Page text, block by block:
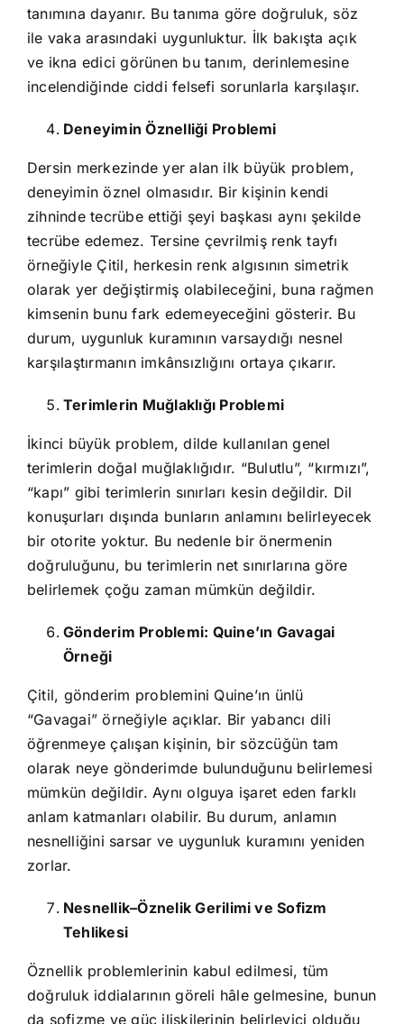
tanımına dayanır. Bu tanıma göre doğruluk, söz
ile vaka arasındaki uygunluktur. İlk bakışta açık
ve ikna edici görünen bu tanım, derinlemesine
incelendiğinde ciddi felsefi sorunlarla karşılaşır.
Deneyimin Öznelliği Problemi
Dersin merkezinde yer alan ilk büyük problem,
deneyimin öznel olmasıdır. Bir kişinin kendi
zihninde tecrübe ettiği şeyi başkası aynı şekilde
tecrübe edemez. Tersine çevrilmiş renk tayfı
örneğiyle Çitil, herkesin renk algısının simetrik
olarak yer değiştirmiş olabileceğini, buna rağmen
kimsenin bunu fark edemeyeceğini gösterir. Bu
durum, uygunluk kuramının varsaydığı nesnel
karşılaştırmanın imkânsızlığını ortaya çıkarır.
Terimlerin Muğlaklığı Problemi
İkinci büyük problem, dilde kullanılan genel
terimlerin doğal muğlaklığıdır. “Bulutlu”, “kırmızı”,
“kapı” gibi terimlerin sınırları kesin değildir. Dil
konuşurları dışında bunların anlamını belirleyecek
bir otorite yoktur. Bu nedenle bir önermenin
doğruluğunu, bu terimlerin net sınırlarına göre
belirlemek çoğu zaman mümkün değildir.
Gönderim Problemi: Quine’ın Gavagai
Örneği
Çitil, gönderim problemini Quine’ın ünlü
“Gavagai” örneğiyle açıklar. Bir yabancı dili
öğrenmeye çalışan kişinin, bir sözcüğün tam
olarak neye gönderimde bulunduğunu belirlemesi
mümkün değildir. Aynı olguya işaret eden farklı
anlam katmanları olabilir. Bu durum, anlamın
nesnelliğini sarsar ve uygunluk kuramını yeniden
zorlar.
Nesnellik–Öznelik Gerilimi ve Sofizm
Tehlikesi
Öznellik problemlerinin kabul edilmesi, tüm
doğruluk iddialarının göreli hâle gelmesine, bunun
da sofizme ve güç ilişkilerinin belirleyici olduğu